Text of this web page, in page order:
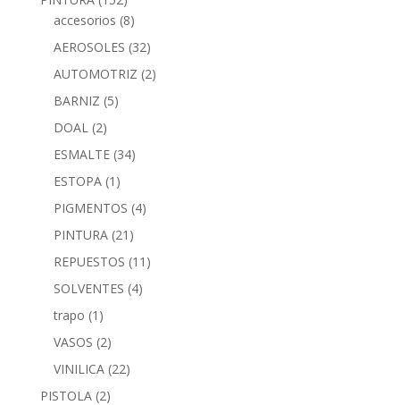
accesorios (8)
AEROSOLES (32)
AUTOMOTRIZ (2)
BARNIZ (5)
DOAL (2)
ESMALTE (34)
ESTOPA (1)
PIGMENTOS (4)
PINTURA (21)
REPUESTOS (11)
SOLVENTES (4)
trapo (1)
VASOS (2)
VINILICA (22)
PISTOLA (2)